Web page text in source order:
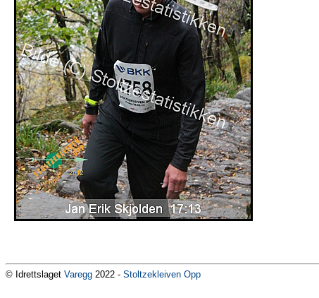
© Idrettslaget Varegg 2022 - Stoltzekleiven Opp